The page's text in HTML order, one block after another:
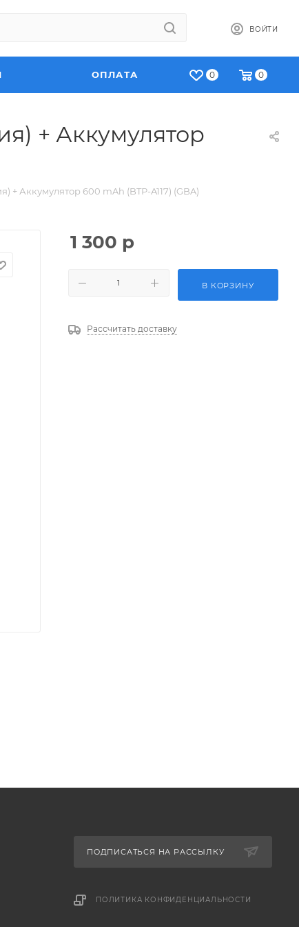
ВОЙТИ
0 0
ОПЛАТА
+ Аккумулятор
+ Аккумулятор 600 mAh (BTP-A117) (GBA)
1 300 р
В КОРЗИНУ
Рассчитать доставку
ПОДПИСАТЬСЯ НА РАССЫЛКУ
ПОЛИТИКА КОНФИДЕНЦИАЛЬНОСТИ